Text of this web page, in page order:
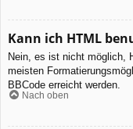
Kann ich HTML
Nein, es ist nicht möglich,
meisten
BBCode erreicht werden.
Nach oben